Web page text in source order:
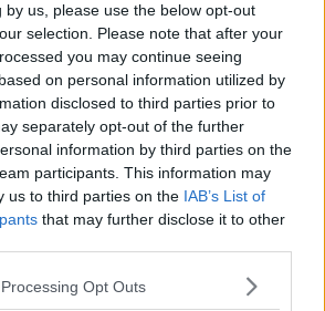
by us, please use the below opt-out
selection. Please note that after your
you may continue seeing
on personal information utilized by
disclosed to third parties prior to
separately opt-out of the further
information by third parties on the
participants. This information may
us to third parties on the IAB’s List of
that may further disclose it to other
website/app uses one or more Google
Opt Outs
HR-V,
Cross och
Taigo
Smidiga yttermått i stan och högre
till torpet. Populariteten för små
aldrig sina. Vi testar segmentets
Gasa (20) Bromsa (8)